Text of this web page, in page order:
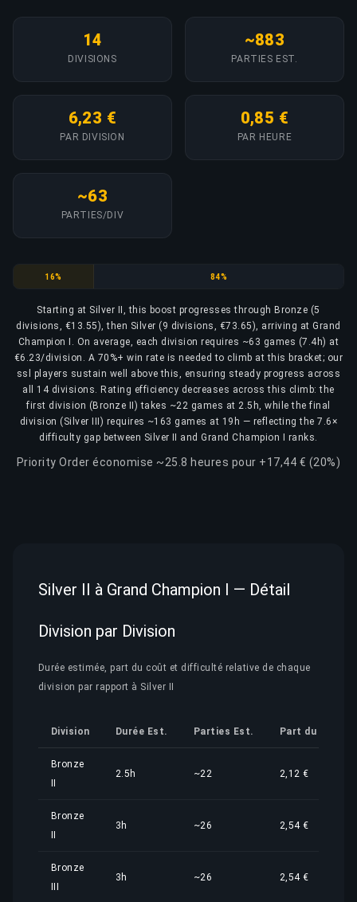
14
DIVISIONS
~883
PARTIES EST.
6,23 €
PAR DIVISION
0,85 €
PAR HEURE
~63
PARTIES/DIV
Bronze
16% Silver
84%
Starting at Silver II, this boost progresses through Bronze (5
divisions, €13.55), then Silver (9 divisions, €73.65), arriving at Grand
Champion I. On average, each division requires ~63 games (7.4h) at
€6.23/division. A 70%+ win rate is needed to climb at this bracket; our
ssl players sustain well above this, ensuring steady progress across
all 14 divisions. Rating efficiency decreases across this climb: the
first division (Bronze II) takes ~22 games at 2.5h, while the final
division (Silver III) requires ~163 games at 19h — reflecting the 7.6×
difficulty gap between Silver II and Grand Champion I ranks.
Priority Order économise ~25.8 heures pour +17,44 € (20%)
Silver II à Grand Champion I — Détail
Division par Division
Durée estimée, part du coût et difficulté relative de chaque
division par rapport à Silver II
Division Durée Est. Parties Est. Part du Coût
Bronze
2.5h ~22 2,12 €
Bronze
3h ~26 2,54 €
Bronze
3h ~26 2,54 €